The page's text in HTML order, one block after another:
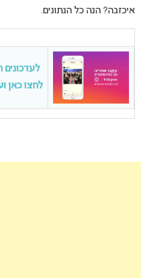
איכזבה? הנה כל הנתונים.
לעדכונים
לחצו כאן